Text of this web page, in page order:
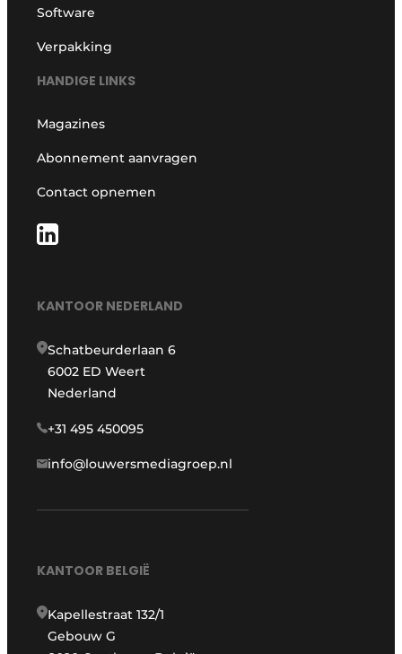
Software
Verpakking
HANDIGE LINKS
Magazines
Abonnement aanvragen
Contact opnemen
KANTOOR NEDERLAND
Schatbeurderlaan 6
6002 ED Weert
Nederland
+31 495 450095
info@louwersmediagroep.nl
KANTOOR BELGIË
Kapellestraat 132/1
Gebouw G